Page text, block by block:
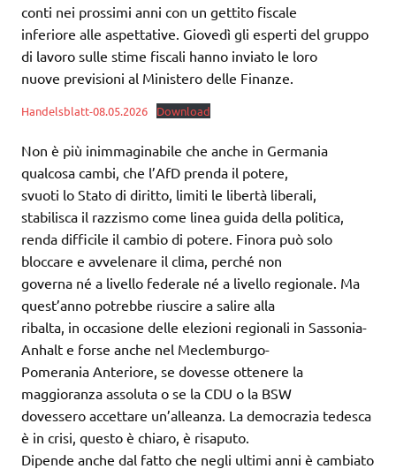
conti nei prossimi anni con un gettito fiscale
inferiore alle aspettative. Giovedì gli esperti del gruppo
di lavoro sulle stime fiscali hanno inviato le loro
nuove previsioni al Ministero delle Finanze.
Handelsblatt-08.05.2026 Download
Non è più inimmaginabile che anche in Germania
qualcosa cambi, che l’AfD prenda il potere,
svuoti lo Stato di diritto, limiti le libertà liberali,
stabilisca il razzismo come linea guida della politica,
renda difficile il cambio di potere. Finora può solo
bloccare e avvelenare il clima, perché non
governa né a livello federale né a livello regionale. Ma
quest’anno potrebbe riuscire a salire alla
ribalta, in occasione delle elezioni regionali in Sassonia-
Anhalt e forse anche nel Meclemburgo-
Pomerania Anteriore, se dovesse ottenere la
maggioranza assoluta o se la CDU o la BSW
dovessero accettare un’alleanza. La democrazia tedesca
è in crisi, questo è chiaro, è risaputo.
Dipende anche dal fatto che negli ultimi anni è cambiato